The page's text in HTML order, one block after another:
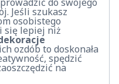
Jeśli szukasz
osobistego
się lepiej niż
ozdób to doskonała
spędzić
na